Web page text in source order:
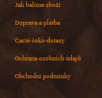
Jak balíme zboží
Doprava a platba
Časté čoko-dotazy
Ochrana osobních údajů
Obchodní podmínky